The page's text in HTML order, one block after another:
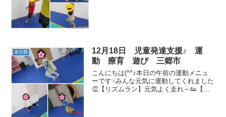
未分類
12月18日 児童発達支援♪ 運
動 療育 遊び 三郷市
こんにちは(^^♪本日の午前の運動メニュ
ーです☟みんな元気に運動してくれました
👏【リズムラン】元気よく走れ～👟【ソ